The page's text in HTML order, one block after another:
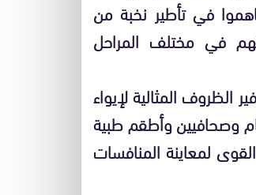
في تأطير نخبة من
في مختلف المراحل
الظروف المثالية لإيواء
وصحافيين وأطقم طبية
لمعاينة المنافسات